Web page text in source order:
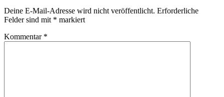
Deine E-Mail-Adresse wird nicht veröffentlicht. Erforderliche
Felder sind mit * markiert
Kommentar *